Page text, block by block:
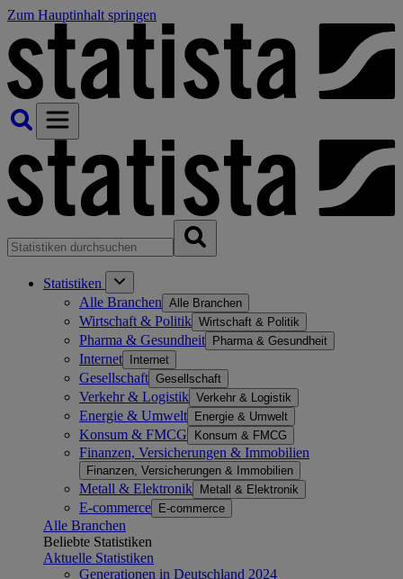
Zum Hauptinhalt springen
Statistiken
Alle Branchen Alle Branchen
Wirtschaft & Politik Wirtschaft & Politik
Pharma & Gesundheit Pharma & Gesundheit
Internet Internet
Gesellschaft Gesellschaft
Verkehr & Logistik Verkehr & Logistik
Energie & Umwelt Energie & Umwelt
Konsum & FMCG Konsum & FMCG
Finanzen, Versicherungen & Immobilien
Finanzen, Versicherungen & Immobilien
Metall & Elektronik Metall & Elektronik
E-commerce E-commerce
Alle Branchen
Beliebte Statistiken
Aktuelle Statistiken
Generationen in Deutschland 2024